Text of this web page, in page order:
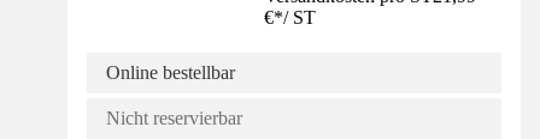
€*/ ST
Online bestellbar
Nicht reservierbar